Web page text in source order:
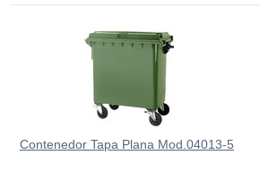
Contenedor Tapa Plana Mod.04013-5